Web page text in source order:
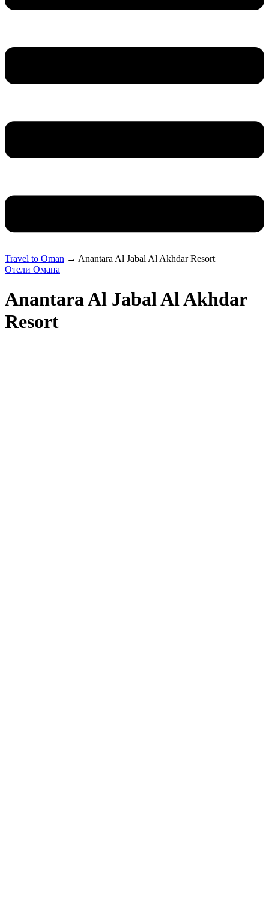
Travel to Oman → Anantara Al Jabal Al Akhdar Resort
Отели Омана
Anantara Al Jabal Al Akhdar
Resort